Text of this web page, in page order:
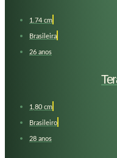
1.74 cm
Brasileira
26 anos
1,80 cm
Brasileiro
28 anos